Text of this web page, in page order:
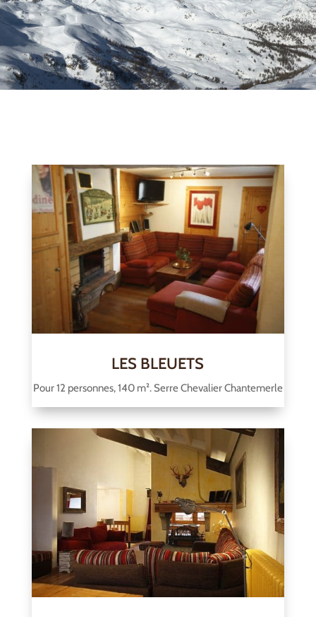
LES BLEUETS
Pour 12 personnes, 140 m². Serre Chevalier Chantemerle